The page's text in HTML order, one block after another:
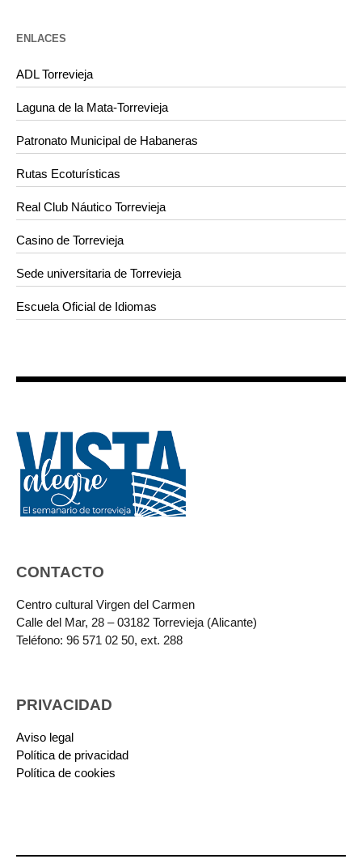
ENLACES
ADL Torrevieja
Laguna de la Mata-Torrevieja
Patronato Municipal de Habaneras
Rutas Ecoturísticas
Real Club Náutico Torrevieja
Casino de Torrevieja
Sede universitaria de Torrevieja
Escuela Oficial de Idiomas
CONTACTO
Centro cultural Virgen del Carmen
Calle del Mar, 28 – 03182 Torrevieja (Alicante)
Teléfono: 96 571 02 50, ext. 288
PRIVACIDAD
Aviso legal
Política de privacidad
Política de cookies